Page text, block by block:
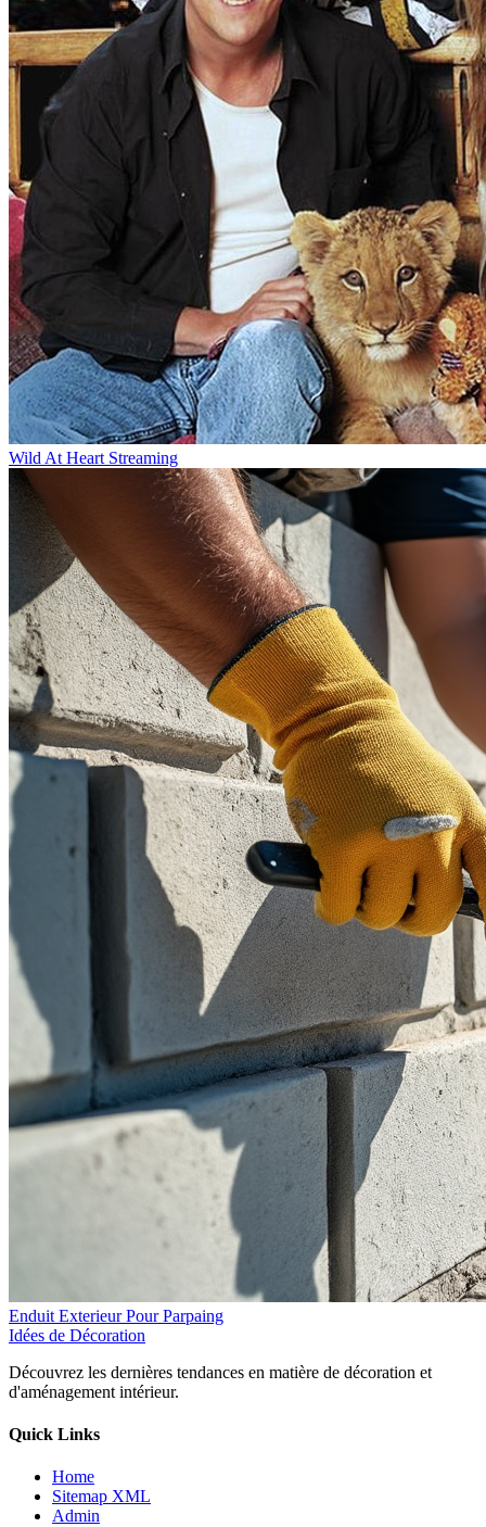
Wild At Heart Streaming
Enduit Exterieur Pour Parpaing
Idées de Décoration
Découvrez les dernières tendances en matière de décoration et
d'aménagement intérieur.
Quick Links
Home
Sitemap XML
Admin